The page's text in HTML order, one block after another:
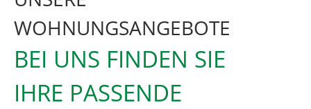
WOHNUNGSANGEBOTE
BEI UNS FINDEN SIE
IHRE PASSENDE